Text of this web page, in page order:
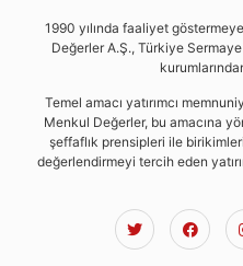
1990 yılında faaliyet
Değerler A.Ş., Türkiye
Temel amacı yatırımcı
Menkul Değerler, bu amacına
şeffaflık prensipleri ile
değerlendirmeyi tercih eden